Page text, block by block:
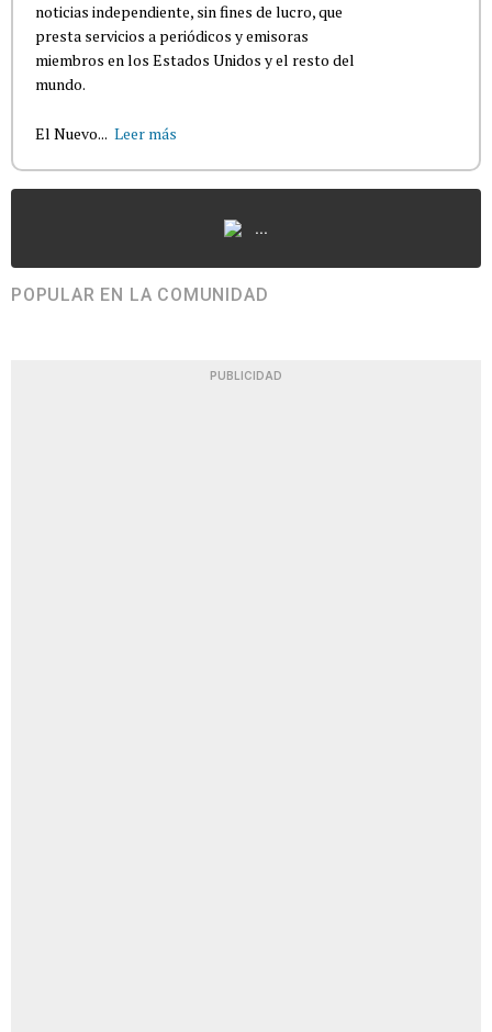
noticias independiente, sin fines de lucro, que
presta servicios a periódicos y emisoras
miembros en los Estados Unidos y el resto del
mundo.
El Nuevo... Leer más
...
POPULAR EN LA COMUNIDAD
PUBLICIDAD